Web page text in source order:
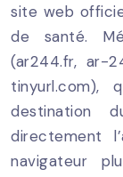
site web
de santé.
(ar244.fr, ar-
tinyurl.com),
destination
directement
navigateur